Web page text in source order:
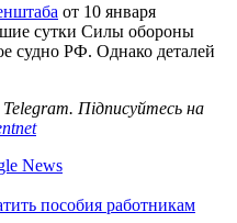
от 10 января
сутки Силы обороны
судно РФ. Однако деталей
Telegram. Підписуйтесь на
News
пособия работникам